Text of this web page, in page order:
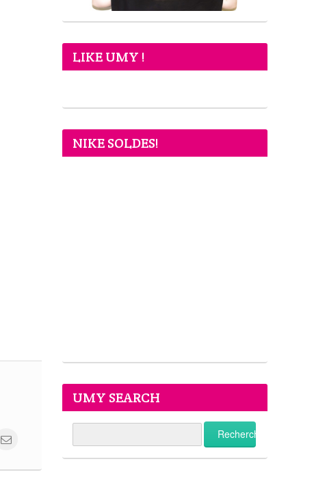
LIKE UMY !
NIKE SOLDES!
UMY SEARCH